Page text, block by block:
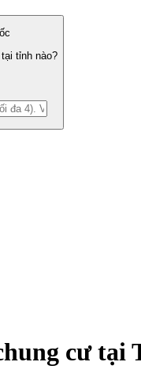
tỉnh nào?
cư tại